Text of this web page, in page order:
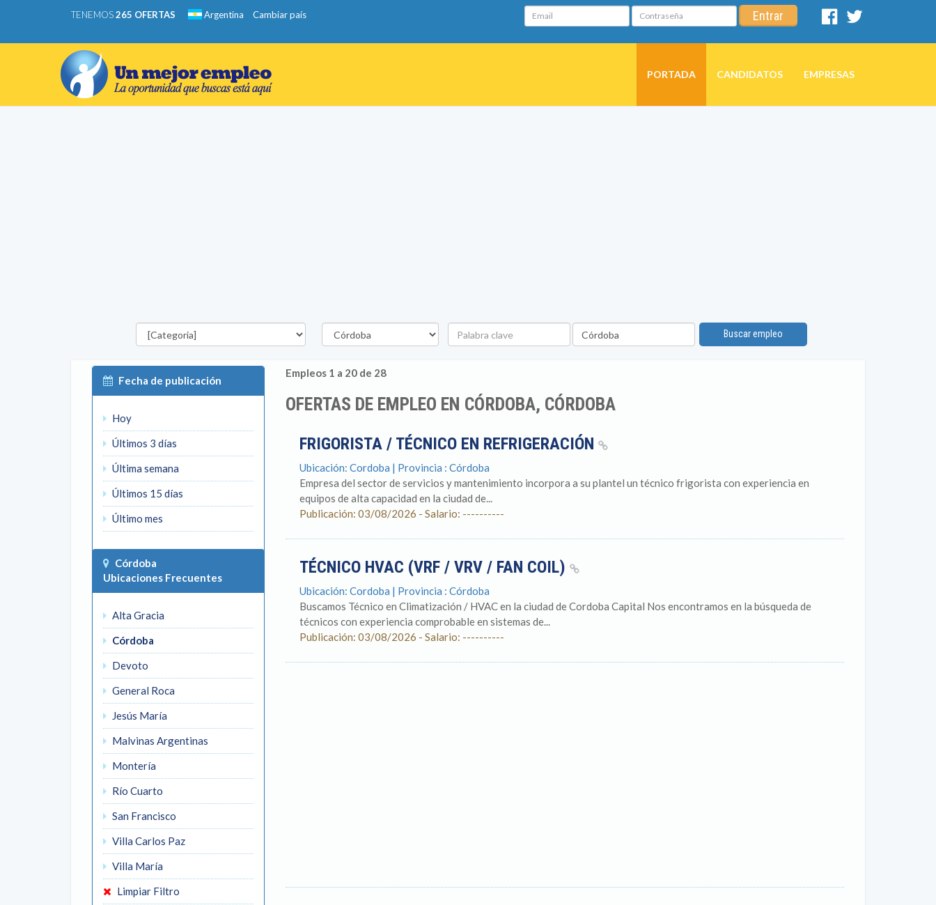
TENEMOS265 OFERTAS Argentina Cambiar país Email Contraseña Entrar
Facebook
PORTADA CANDIDATOS EMPRESAS
Categorías Provincia
Palabra
clave
Ubicación
Buscar empleo
Fecha de publicación
Hoy
Últimos 3 días
Última semana
Últimos 15 días
Último mes
Córdoba
Ubicaciones Frecuentes
Alta Gracia
Córdoba
Devoto
General Roca
Jesús María
Malvinas Argentinas
Montería
Río Cuarto
San Francisco
Villa Carlos Paz
Villa María
Limpiar Filtro
Empleos 1 a 20 de 28
OFERTAS DE EMPLEO EN CÓRDOBA, CÓRDOBA
FRIGORISTA / TÉCNICO EN REFRIGERACIÓN
Ubicación: Cordoba | Provincia : Córdoba
Empresa del sector de servicios y mantenimiento incorpora a su plantel un técnico frigorista con experiencia en
equipos de alta capacidad en la ciudad de...
Publicación: 03/08/2026 - Salario: ----------
TÉCNICO HVAC (VRF / VRV / FAN COIL)
Ubicación: Cordoba | Provincia : Córdoba
Buscamos Técnico en Climatización / HVAC en la ciudad de Cordoba Capital Nos encontramos en la búsqueda de
técnicos con experiencia comprobable en sistemas de...
Publicación: 03/08/2026 - Salario: ----------